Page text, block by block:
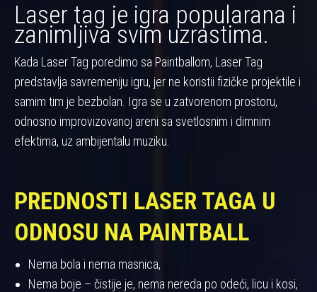
Laser tag je igra popularana i
zanimljiva svim uzrastima.
Kada Laser Tag poredimo sa Paintballom, Laser Tag
predstavlja savremeniju igru, jer ne koristii fizičke projektile i
samim tim je bezbolan. Igra se u zatvorenom prostoru,
odnosno improvizovanoj areni sa svetlosnim i dimnim
efektima, uz ambijentalu muziku.
PREDNOSTI LASER TAGA U
ODNOSU NA PAINTBALL
Nema bola i nema masnica,
Nema boje – čistije je, nema nereda po odeći, licu i kosi,